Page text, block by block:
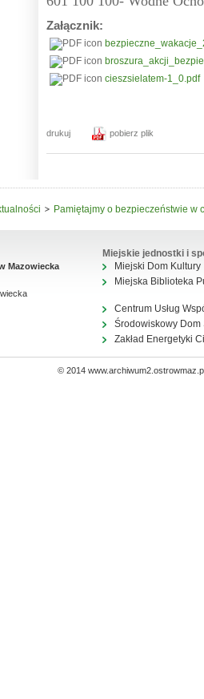
Załącznik:
cieszsielatem-1_0.pdf
drukuj pobierz plik
Pamiętajmy o bezpieczeństwie w
Mazowiecka
Miejskie jednostki i
Miejski Dom Kultury
Miejska Biblioteka
Centrum Usług
Środowiskowy Dom
Zakład Energetyki
© 2014